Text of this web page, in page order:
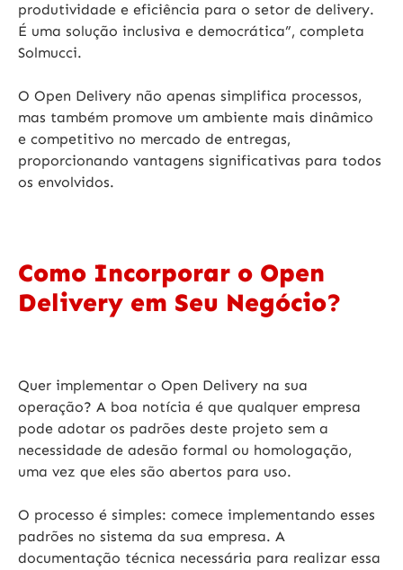
produtividade e eficiência para o setor de delivery.
É uma solução inclusiva e democrática”, completa
Solmucci.
O Open Delivery não apenas simplifica processos,
mas também promove um ambiente mais dinâmico
e competitivo no mercado de entregas,
proporcionando vantagens significativas para todos
os envolvidos.
Como Incorporar o Open
Delivery em Seu Negócio?
Quer implementar o Open Delivery na sua
operação? A boa notícia é que qualquer empresa
pode adotar os padrões deste projeto sem a
necessidade de adesão formal ou homologação,
uma vez que eles são abertos para uso.
O processo é simples: comece implementando esses
padrões no sistema da sua empresa. A
documentação técnica necessária para realizar essa